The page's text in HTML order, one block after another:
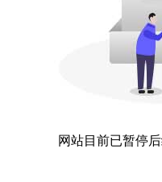
网站目前已暂停